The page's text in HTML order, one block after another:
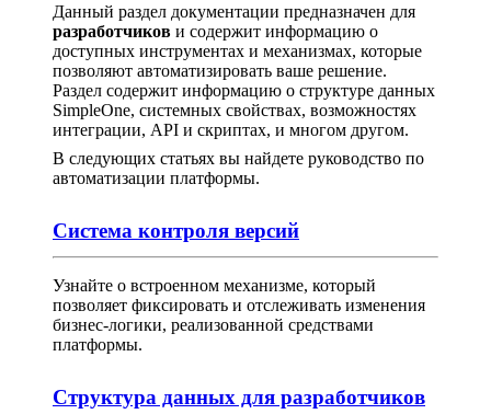
Данный раздел документации предназначен для
разработчиков и содержит информацию о
доступных инструментах и механизмах, которые
позволяют автоматизировать ваше решение.
Раздел содержит информацию о структуре данных
SimpleOne, системных свойствах, возможностях
интеграции, API и скриптах, и многом другом.
В следующих статьях вы найдете руководство по
автоматизации платформы.
Система контроля версий
Узнайте о встроенном механизме, который
позволяет фиксировать и отслеживать изменения
бизнес-логики, реализованной средствами
платформы.
Структура данных для разработчиков